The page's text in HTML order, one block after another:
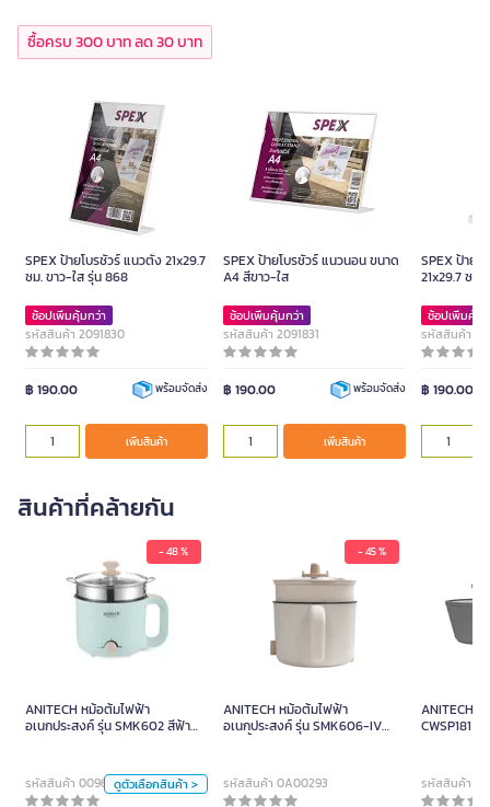
ซื้อครบ 300 บาท ลด 30 บาท
SPEX ป้ายโบรชัวร์ แนวตั้ง 21x29.7
ซม. ขาว-ใส รุ่น 868
ช้อปเพิ่มคุ้มกว่า
รหัสสินค้า 2091830
฿ 190.00 พร้อมจัดส่ง
เพิ่มสินค้า
SPEX ป้ายโบรชัวร์ แนวนอน ขนาด
A4 สีขาว-ใส
ช้อปเพิ่มคุ้มกว่า
รหัสสินค้า 2091831
฿ 190.00 พร้อมจัดส่ง
เพิ่มสินค้า
SPEX ป้าย
21x29.7 ซม.
ช้อปเพิ่มคุ้ม
รหัสสินค้า
฿ 190.00
สินค้าที่คล้ายกัน
- 48 %
ANITECH หม้อต้มไฟฟ้า
อเนกประสงค์ รุ่น SMK602 สีฟ้า
รหัสสินค้า 0096204ดูตัวเลือกสินค้า >
ANITECH หม้อต้มไฟฟ้า
อเนกประสงค์ รุ่น SMK602 สี
690.00
เหลืองอ่อน
น้ำเงิน
- 45 %
ANITECH หม้อต้มไฟฟ้า
อเนกประสงค์ รุ่น SMK606-IV
รหัสสินค้า 0A00293
ANITECH
CWSP181
รหัสสินค้า